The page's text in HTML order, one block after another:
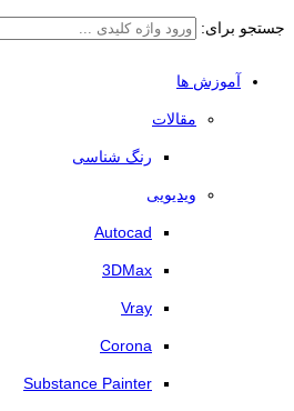
جستجو برای:
آموزش ها
مقالات
رنگ شناسی
ویدیویی
Autocad
3DMax
Vray
Corona
Substance Painter